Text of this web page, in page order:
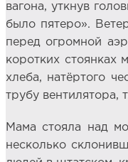
вагона, уткнув
было пятеро».
перед огромной
коротких стоянках
хлеба, натёртого
трубу вентилятора,
Мама стояла над
несколько